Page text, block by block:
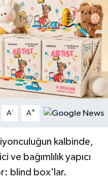
A- A+
kalbinde,
ve bağımlılık yapıcı
blind box'lar.